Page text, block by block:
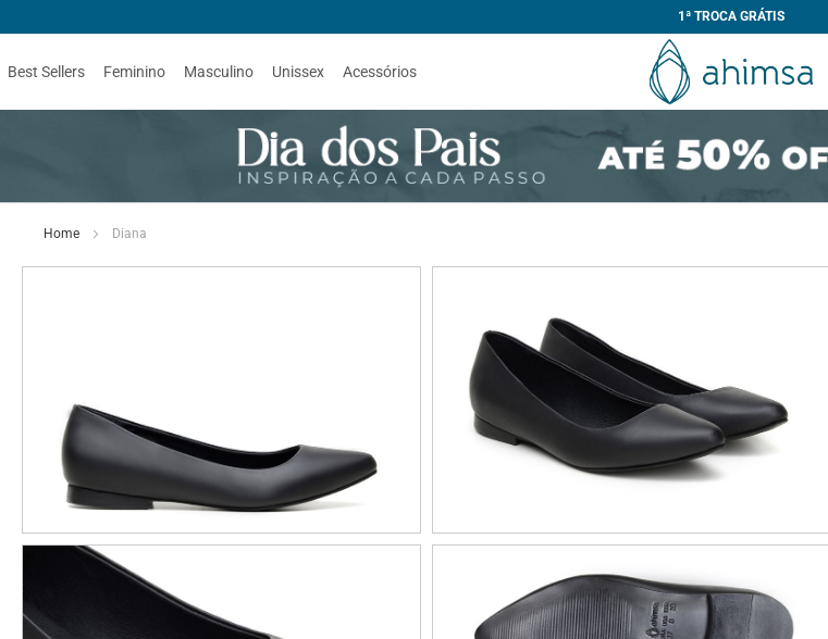
1ª TROCA GRÁTIS
Best Sellers Feminino Masculino Unissex Acessórios
Home Diana